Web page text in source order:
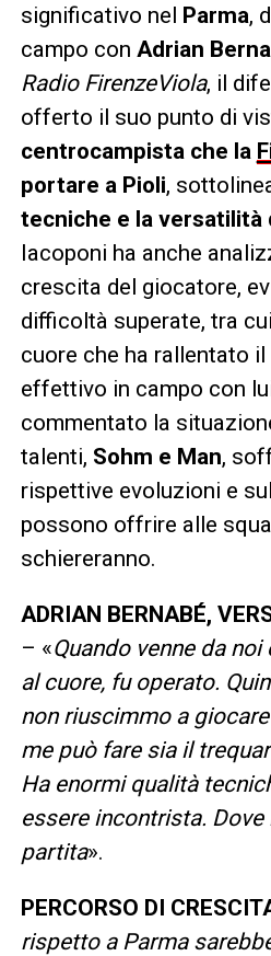
significativo nel Parma,
campo con Adrian
Radio FirenzeViola, il
offerto il suo punto di
centrocampista che la
portare a Pioli,
tecniche e la versatilità
Iacoponi ha anche
crescita del giocatore,
difficoltà superate, tra
cuore che ha rallentato
effettivo in campo con
commentato la
talenti, Sohm e Man,
rispettive evoluzioni e
possono offrire alle
schiereranno.
ADRIAN BERNABÉ,
– «Quando venne da
al cuore, fu operato.
non riuscimmo a
me può fare sia il
Ha enormi qualità
essere incontrista.
partita».
PERCORSO DI
rispetto a Parma